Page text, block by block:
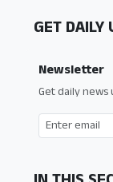
GET DAILY
Newsletter
Get daily